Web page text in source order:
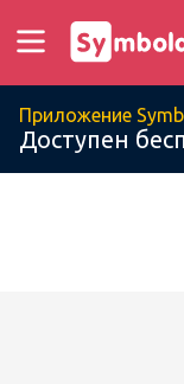
Приложение
Доступен